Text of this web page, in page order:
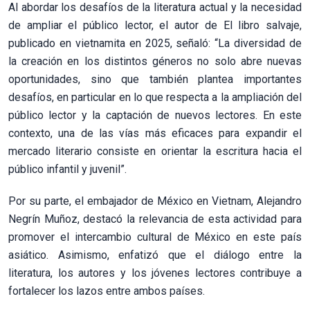
Al abordar los desafíos de la literatura actual y la necesidad
de ampliar el público lector, el autor de El libro salvaje,
publicado en vietnamita en 2025, señaló: “La diversidad de
la creación en los distintos géneros no solo abre nuevas
oportunidades, sino que también plantea importantes
desafíos, en particular en lo que respecta a la ampliación del
público lector y la captación de nuevos lectores. En este
contexto, una de las vías más eficaces para expandir el
mercado literario consiste en orientar la escritura hacia el
público infantil y juvenil”.
Por su parte, el embajador de México en Vietnam, Alejandro
Negrín Muñoz, destacó la relevancia de esta actividad para
promover el intercambio cultural de México en este país
asiático. Asimismo, enfatizó que el diálogo entre la
literatura, los autores y los jóvenes lectores contribuye a
fortalecer los lazos entre ambos países.